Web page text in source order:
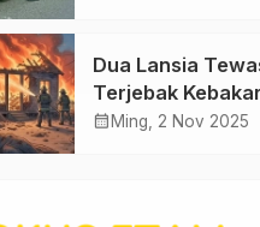
Dua Lansia
Terjebak
Prona Sepinggan
calendar_month Ming, 2 Nov 2025